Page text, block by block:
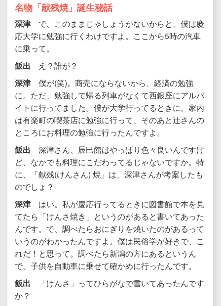
名物「献残焼」誕生秘話
深津 で、このままじゃしょうがないからと、僕は慶
応大学に勉強に行くわけですよ。ここから5時の汽車
に乗って。
飯出
え？誰が？
深津 僕が(笑)。商売にならないから、経済の勉強
に。ただ、勉強して帰る列車がなくて西銀座にアルバ
イトに行ってました。僕が大学行ってるときに、家内
は有楽町の喫茶店に勉強に行って、そのあと辻さんの
ところにお料理の勉強に行ったんですよ。
飯出 深津さん、辰巳館はやっぱり色々良いんですけ
ど、なかでも料理にこだわってるじゃないですか。特
に、「献残(けんさん) 焼」は、深津さんが考案したも
のでしょ？
深津 はい。私が慶応行ってるときに図書館で本を見
てたら「けんさ焼き」というのがあると書いてあった
んです。で、調べたらおにぎりを焼いたのがあるって
いうのがわかったんですよ。僕は民俗学が好きで、こ
れだ！と思って。調べたら新潟の方にあるというん
で、子供を自動車に乗せて確かめに行ったんです。
飯出
「けんさ」ってひらがなで書いてあったんです
か？